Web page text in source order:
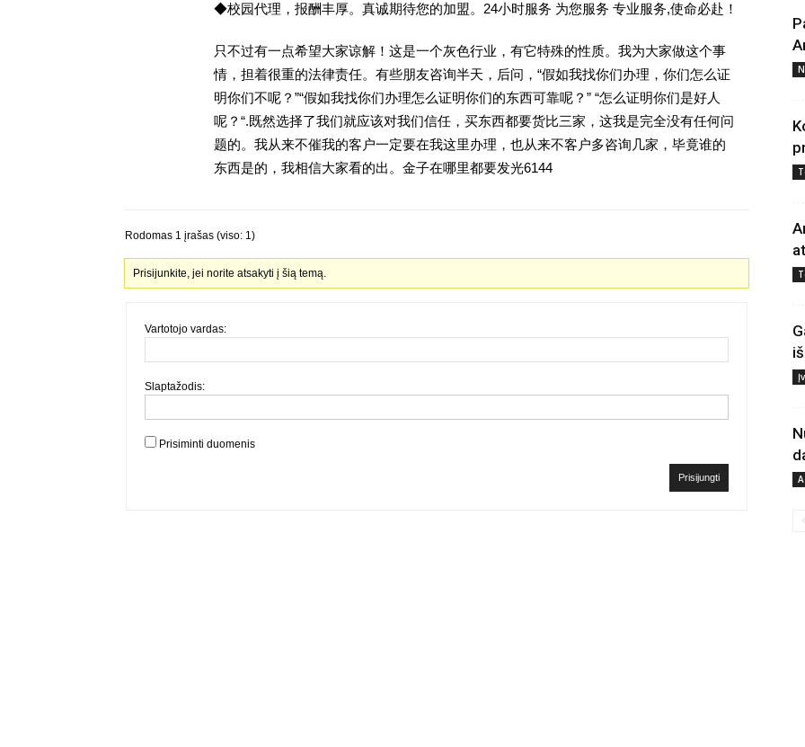
◆校园代理，报酬丰厚。真诚期待您的加盟。24小时服务 为您服务 专业服务,使命必赴！
只不过有一点希望大家谅解！这是一个灰色行业，有它特殊的性质。我为大家做这个事
情，担着很重的法律责任。有些朋友咨询半天，后问，“假如我找你们办理，你们怎么证
明你们不呢？”“假如我找你们办理怎么证明你们的东西可靠呢？” “怎么证明你们是好人
呢？“.既然选择了我们就应该对我们信任，买东西都要货比三家，这我是完全没有任何问
题的。我从来不催我的客户一定要在我这里办理，也从来不客户多咨询几家，毕竟谁的
东西是的，我相信大家看的出。金子在哪里都要发光6144
Rodomas 1 įrašas (viso: 1)
Prisijunkite, jei norite atsakyti į šią temą.
Vartotojo vardas:
Slaptažodis:
Prisiminti duomenis
Prisijungti